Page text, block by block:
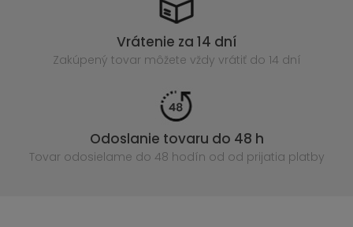
Vrátenie za 14 dní
Zakúpený tovar môžete vždy vrátiť do 14 dní
Odoslanie tovaru do 48 h
Tovar odosielame do 48 hodín od od prijatia platby